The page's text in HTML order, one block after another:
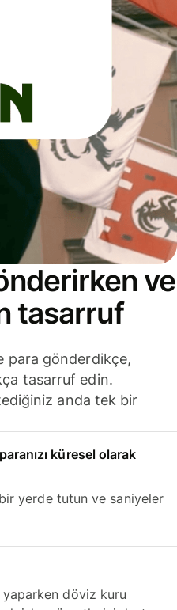
ve
tasarruf
para gönderdikçe,
tasarruf edin.
anda tek bir
küresel olarak
yerde tutun ve saniyeler
yaparken döviz kuru